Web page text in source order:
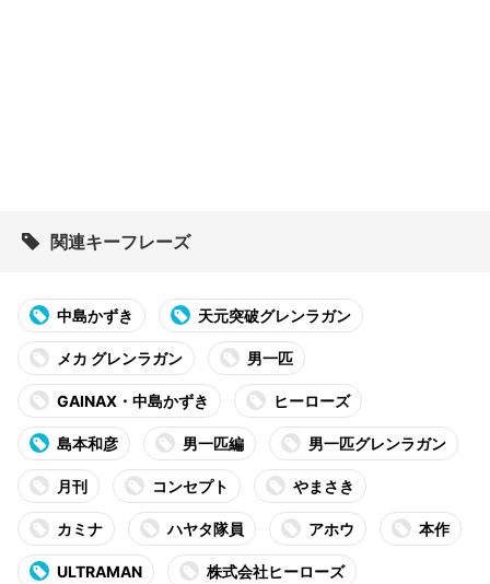
関連キーフレーズ
中島かずき 天元突破グレンラガン
メカ グレンラガン 男一匹
GAINAX・中島かずき ヒーローズ
島本和彦 男一匹編 男一匹グレンラガン
月刊 コンセプト やまさき
カミナ ハヤタ隊員 アホウ 本作
ULTRAMAN 株式会社ヒーローズ